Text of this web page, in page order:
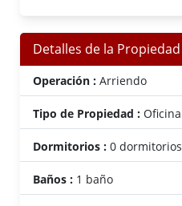
Detalles de la Propiedad
Operación : Arriendo
Tipo de Propiedad : Oficina
Dormitorios : 0 dormitorios
Baños : 1 baño